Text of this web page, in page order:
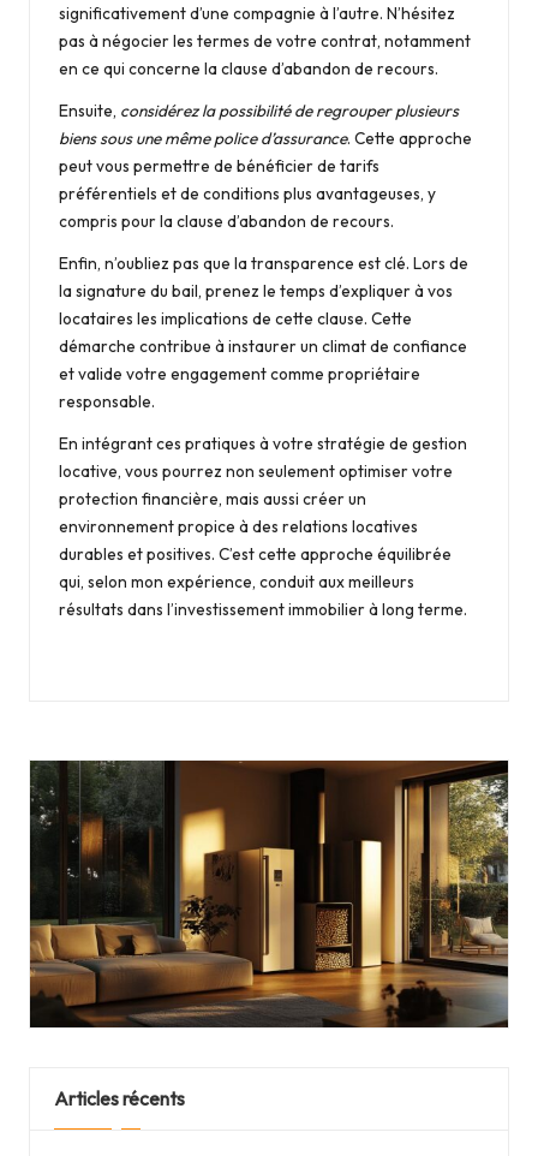
significativement d’une compagnie à l’autre. N’hésitez
pas à négocier les termes de votre contrat, notamment
en ce qui concerne la clause d’abandon de recours.
Ensuite, considérez la possibilité de regrouper plusieurs
biens sous une même police d’assurance. Cette approche
peut vous permettre de bénéficier de tarifs
préférentiels et de conditions plus avantageuses, y
compris pour la clause d’abandon de recours.
Enfin, n’oubliez pas que la transparence est clé. Lors de
la signature du bail, prenez le temps d’expliquer à vos
locataires les implications de cette clause. Cette
démarche contribue à instaurer un climat de confiance
et valide votre engagement comme propriétaire
responsable.
En intégrant ces pratiques à votre stratégie de gestion
locative, vous pourrez non seulement optimiser votre
protection financière, mais aussi créer un
environnement propice à des relations locatives
durables et positives. C’est cette approche équilibrée
qui, selon mon expérience, conduit aux meilleurs
résultats dans l’investissement immobilier à long terme.
Articles récents